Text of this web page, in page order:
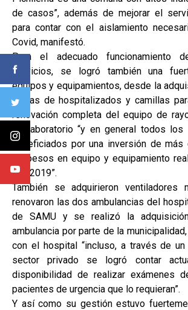
de casos”, además de mejorar el
para contar con el aislamiento
Covid, manifestó.
Para el adecuado funcionamiento
servicios, se logró también una
equipos y equipamientos, desde la
camas de hospitalizados y camillas
renovación completa del equipo de
de laboratorio “y en general todos los
beneficiados por una inversión de
de pesos en equipo y equipamiento
año 2019”.
También se adquirieron ventiladores
renovaron las dos ambulancias del
de SAMU y se realizó la
ambulancia por parte de la
con el hospital “incluso, a través de
sector privado se logró contar
disponibilidad de realizar exámenes
pacientes de urgencia que lo requieran”.
Y así como su gestión estuvo